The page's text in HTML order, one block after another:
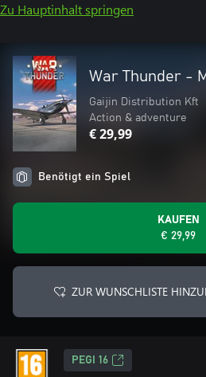
Zu Hauptinhalt springen
War Thunder -
Gaijin Distribution Kft
Action & adventure
€ 29,99
Benötigt ein Spiel
KAUFEN
€ 29,99
ZUR WUNSCHLISTE
PEGI 16